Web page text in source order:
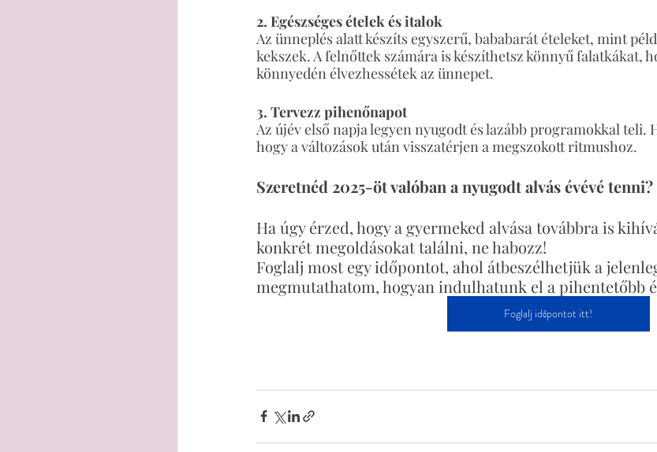
2. Egészséges ételek és italok
Az ünneplés alatt készíts egyszerű, bababarát ételeket, mint
kekszek. A felnőttek számára is készíthetsz könnyű falatkákat,
könnyedén élvezhessétek az ünnepet.
3. Tervezz pihenőnapot
Az újév első napja legyen nyugodt és lazább programokkal teli.
hogy a változások után visszatérjen a megszokott ritmushoz.
Szeretnéd 2025-öt valóban a nyugodt alvás évévé tenni?
Ha úgy érzed, hogy a gyermeked alvása továbbra is
konkrét megoldásokat találni, ne habozz!
Foglalj most egy időpontot, ahol átbeszélhetjük a
megmutathatom, hogyan indulhatunk el a pihentetőbb
Foglalj időpontot itt!